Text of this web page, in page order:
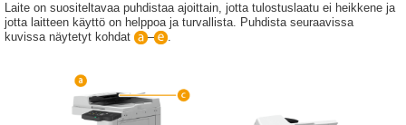
Laite on suositeltavaa puhdistaa ajoittain, jotta tulostuslaatu ei heikkene ja
jotta laitteen käyttö on helppoa ja turvallista. Puhdista seuraavissa
kuvissa näytetyt kohdat
– .